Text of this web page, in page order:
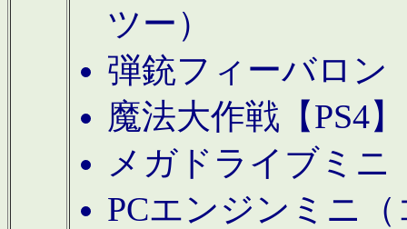
ツー）
弾銃フィーバロン
魔法大作戦【PS4
メガドライブミニ
PCエンジンミニ